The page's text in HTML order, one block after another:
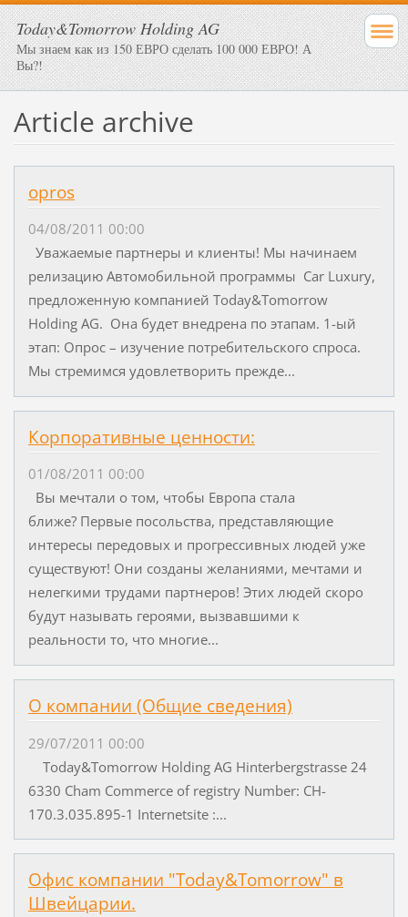
Today&Tomorrow Holding AG
Мы знаем как из 150 ЕВРО сделать 100 000 ЕВРО! А
Вы?!
Article archive
opros
04/08/2011 00:00
Уважаемые партнеры и клиенты! Мы начинаем
релизацию Автомобильной программы Car Luxury,
предложенную компанией Today&Tomorrow
Holding AG. Она будет внедрена по этапам. 1-ый
этап: Опрос – изучение потребительского спроса.
Мы стремимся удовлетворить прежде...
Корпоративные ценности:
01/08/2011 00:00
Вы мечтали о том, чтобы Европа стала
ближе? Первые посольства, представляющие
интересы передовых и прогрессивных людей уже
существуют! Они созданы желаниями, мечтами и
нелегкими трудами партнеров! Этих людей скоро
будут называть героями, вызвавшими к
реальности то, что многие...
О компании (Общие сведения)
29/07/2011 00:00
Today&Tomorrow Holding AG Hinterbergstrasse 24
6330 Cham Commerce of registry Number: CH-
170.3.035.895-1 Internetsite :...
Офис компании "Today&Tomorrow" в
Швейцарии.